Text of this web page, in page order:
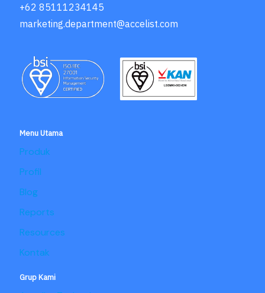
+62 85111234145
marketing.department@accelist.com
Menu Utama
Produk
Profil
Blog
Reports
Resources
Kontak
Grup Kami